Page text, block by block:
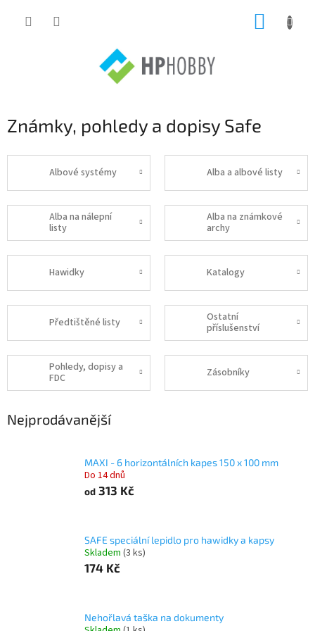
Známky, pohledy a dopisy Safe
Albové systémy Alba a albové listy
Alba na nálepní
listy
Alba na známkové
archy
Hawidky Katalogy
Předtištěné listy
Ostatní
příslušenství
Pohledy, dopisy a
FDC
Zásobníky
Nejprodávanější
MAXI - 6 horizontálních kapes 150 x 100 mm
Do 14 dnů
od 313 Kč
SAFE speciální lepidlo pro hawidky a kapsy
Skladem (3 ks)
174 Kč
Nehořlavá taška na dokumenty